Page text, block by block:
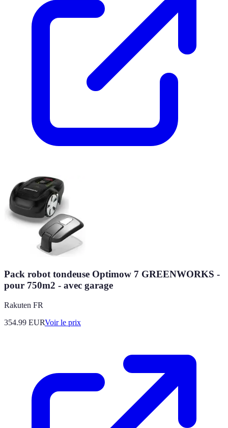
Pack robot tondeuse Optimow 7 GREENWORKS -
pour 750m2 - avec garage
Rakuten FR
354.99 EURVoir le prix